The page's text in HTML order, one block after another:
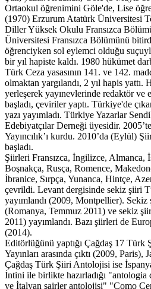
Ortaokul öğrenimini Göle'de, Lise
(1970) Erzurum Atatürk Üniversitesi
Diller Yüksek Okulu Fransızca
Üniversitesi Fransızca Bölümünü
öğrenciyken sol eylemci olduğu
bir yıl hapiste kaldı. 1980 hükümet
Türk Ceza yasasının 141. ve 142.
olmaktan yargılandı, 2 yıl hapis yattı.
yerleşerek yayınevlerinde redaktör ve
başladı, çeviriler yaptı. Türkiye'de
yazı yayımladı. Türkiye Yazarlar
Edebiyatçılar Derneği üyesidir.
Yayıncılık’ı kurdu. 2010’da (Eylül)
başladı.
Şiirleri Fransızca, İngilizce, Almanca,
Boşnakça, Rusça, Romence,
İbranice, Sırpça, Yunanca, Hintçe,
çevrildi. Levant dergisinde sekiz şiiri
yayımlandı (2009, Montpellier).
(Romanya, Temmuz 2011) ve sekiz
2011) yayımlandı. Bazı şiirleri de
(2014).
Editörlüğünü yaptığı Çağdaş 17 Türk
Yayınları arasında çıktı (2009, Paris),
Çağdaş Türk Şiiri Antolojisi ise
İntini ile birlikte hazırladığı
ve İtalyan şairler antolojisi" "Como